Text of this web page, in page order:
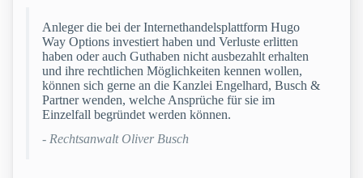
Anleger die bei der Internethandelsplattform Hugo
Way Options investiert haben und Verluste erlitten
haben oder auch Guthaben nicht ausbezahlt erhalten
und ihre rechtlichen Möglichkeiten kennen wollen,
können sich gerne an die Kanzlei Engelhard, Busch &
Partner wenden, welche Ansprüche für sie im
Einzelfall begründet werden können.
- Rechtsanwalt Oliver Busch